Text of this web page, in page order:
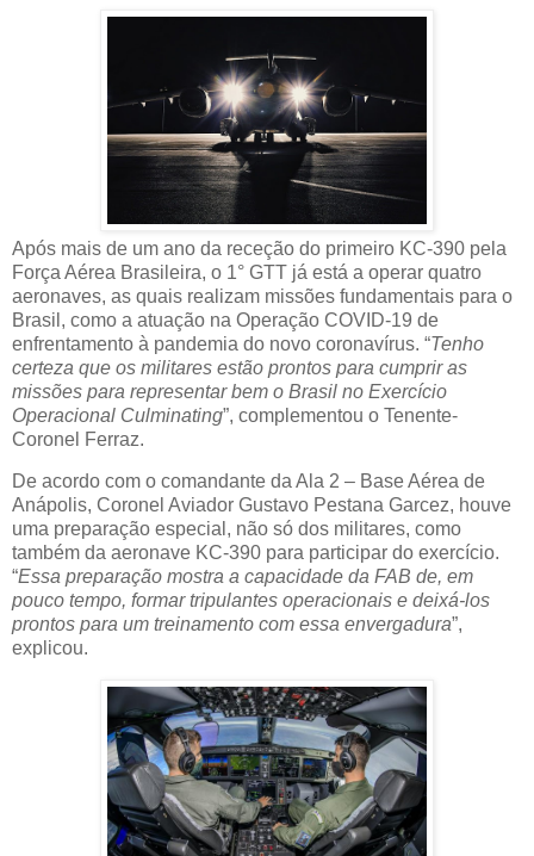
Após mais de um ano da receção do primeiro KC-390 pela
Força Aérea Brasileira, o 1° GTT já está a operar quatro
aeronaves, as quais realizam missões fundamentais para o
Brasil, como a atuação na Operação COVID-19 de
enfrentamento à pandemia do novo coronavírus. “Tenho
certeza que os militares estão prontos para cumprir as
missões para representar bem o Brasil no Exercício
Operacional Culminating”, complementou o Tenente-
Coronel Ferraz.
De acordo com o comandante da Ala 2 – Base Aérea de
Anápolis, Coronel Aviador Gustavo Pestana Garcez, houve
uma preparação especial, não só dos militares, como
também da aeronave KC-390 para participar do exercício.
“Essa preparação mostra a capacidade da FAB de, em
pouco tempo, formar tripulantes operacionais e deixá-los
prontos para um treinamento com essa envergadura”,
explicou.